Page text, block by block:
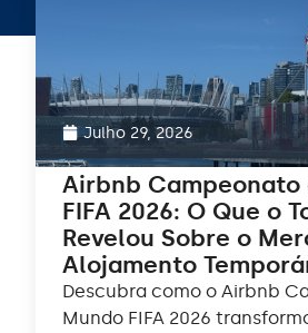
Julho 29, 2026
Airbnb Campeonato
FIFA 2026: O Que o
Revelou Sobre o
Alojamento
Descubra como o Airbnb
Mundo FIFA 2026